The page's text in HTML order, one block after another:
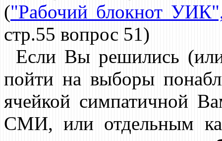
("Рабочий блокнот
стр.55 вопрос 51)
Если Вы решились (или
пойти на выборы
ячейкой симпатичной
СМИ, или отдельным